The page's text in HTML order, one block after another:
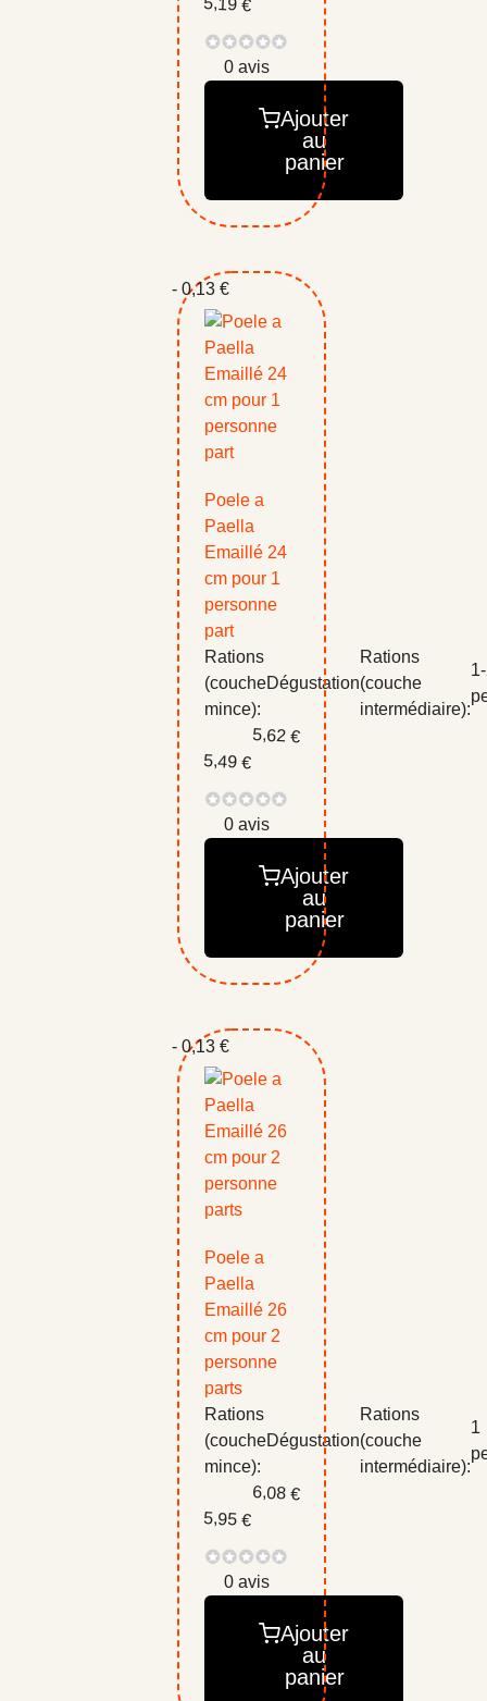
0 avis
Ajouter
au
panier
- 0,13 €
Poele a
Paella
Emaillé 24
cm pour 1
personne
part
Rations
(couche
mince):
Dégustation
Rations
(couche
intermédiaire):
5,49 €
5,62 €
0 avis
Ajouter
au
panier
- 0,13 €
Poele a
Paella
Emaillé 26
cm pour 2
personne
parts
Rations
(couche
mince):
Dégustation
Rations
(couche
intermédiaire):
1
5,95 €
6,08 €
0 avis
Ajouter
au
panier